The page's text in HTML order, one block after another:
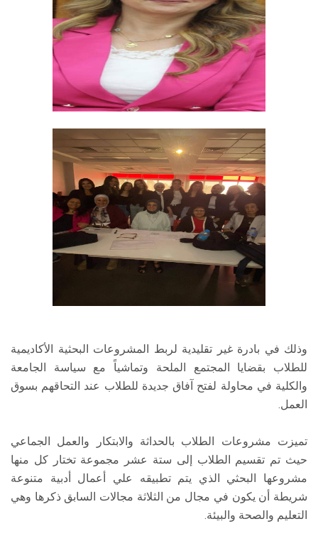
وذلك في بادرة غير تقليدية لربط المشروعات البحثية الأكاديمية
للطلاب بقضايا المجتمع الملحة وتماشياً مع سياسة الجامعة
والكلية في محاولة لفتح آفاق جديدة للطلاب عند التحاقهم بسوق
العمل.
تميزت مشروعات الطلاب بالحداثة والابتكار والعمل الجماعي
حيث تم تقسيم الطلاب إلى ستة عشر مجموعة تختار كل منها
مشروعها البحثي الذي يتم تطبيقه علي أعمال أدبية متنوعة
شريطة أن يكون في مجال من الثلاثة مجالات السابق ذكرها وهي
التعليم والصحة والبيئة.